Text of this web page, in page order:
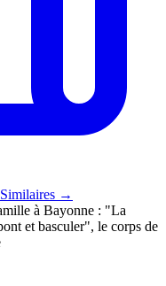
Similaires →